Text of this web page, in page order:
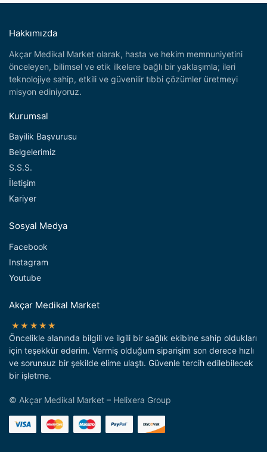
Hakkımızda
Akçar Medikal Market olarak, hasta ve hekim memnuniyetini
önceleyen, bilimsel ve etik ilkelere bağlı bir yaklaşımla; ileri
teknolojiye sahip, etkili ve güvenilir tıbbi çözümler üretmeyi
misyon ediniyoruz.
Kurumsal
Bayilik Başvurusu
Belgelerimiz
S.S.S.
İletişim
Kariyer
Sosyal Medya
Facebook
Instagram
Youtube
Akçar Medikal Market
★★★★★
Öncelikle alanında bilgili ve ilgili bir sağlık ekibine sahip oldukları
için teşekkür ederim. Vermiş olduğum siparişim son derece hızlı
ve sorunsuz bir şekilde elime ulaştı. Güvenle tercih edilebilecek
bir işletme.
© Akçar Medikal Market – Helixera Group